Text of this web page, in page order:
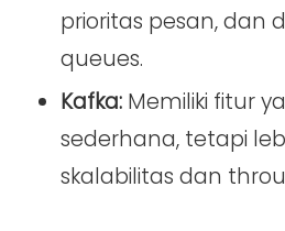
prioritas pesan, dan
queues.
Kafka: Memiliki fitur
sederhana, tetapi
skalabilitas dan